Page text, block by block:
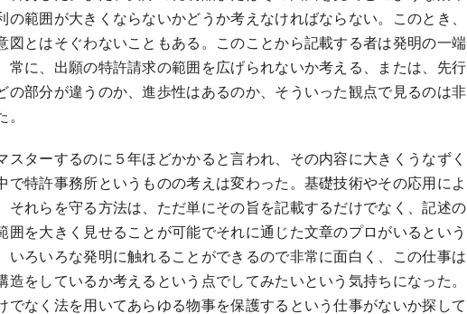
の範囲が大きくならないかどうか考えなければならない。このとき、
図とはそぐわないこともある。このことから記載する者は発明の一端
常に、出願の特許請求の範囲を広げられないか考える、または、先行
の部分が違うのか、進歩性はあるのか、そういった観点で見るのは非
。
ターするのに５年ほどかかると言われ、その内容に大きくうなずく
で特許事務所というものの考えは変わった。基礎技術やその応用によ
それらを守る方法は、ただ単にその旨を記載するだけでなく、記述の
囲を大きく見せることが可能でそれに通じた文章のプロがいるという
いろいろな発明に触れることができるので非常に面白く、この仕事は
造をしているか考えるという点でしてみたいという気持ちになった。
でなく法を用いてあらゆる物事を保護するという仕事がないか探して